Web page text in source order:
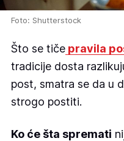
Foto: Shutterstock
Što se tiče pravila
tradicije dosta
post, smatra se da u
strogo postiti.
Ko će šta spremati